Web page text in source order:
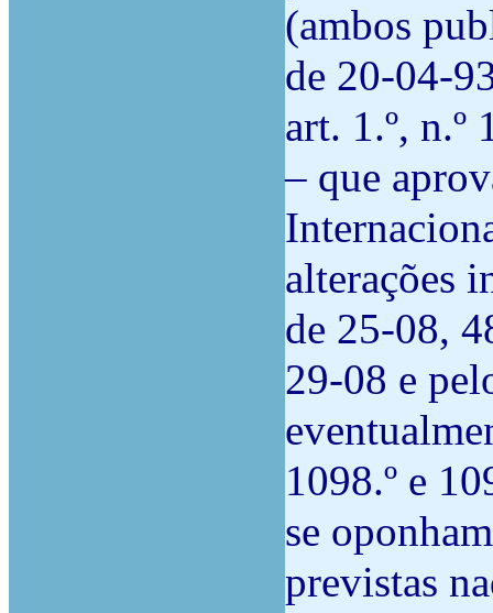
(ambos
de 20-04-
art. 1.º,
– que
alterações
de 25-08,
29-08 e
1098.º e
se
previstas